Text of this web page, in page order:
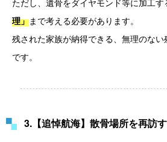
理」まで考える必要があります。
残された家族が納得できる、無理のな
です。
3.【追悼航海】散骨場所を再訪